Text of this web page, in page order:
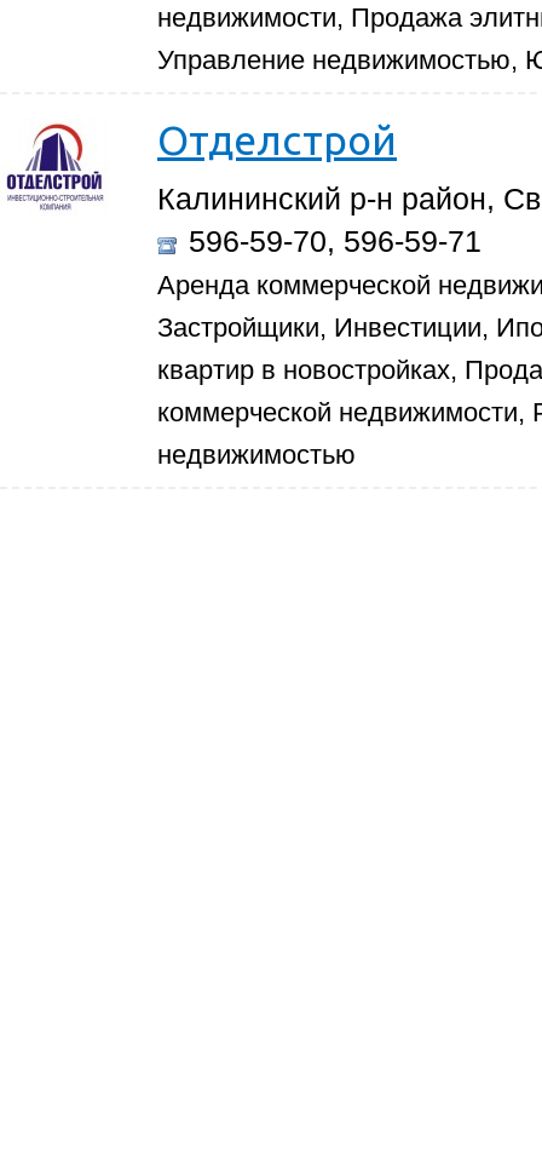
недвижимости, Продажа
Управление недвижимостью,
Отделстрой
Калининский р-н район,
596-59-70, 596-59-71
Аренда коммерческой
Застройщики, Инвестиции,
квартир в новостройках,
коммерческой недвижимости,
недвижимостью